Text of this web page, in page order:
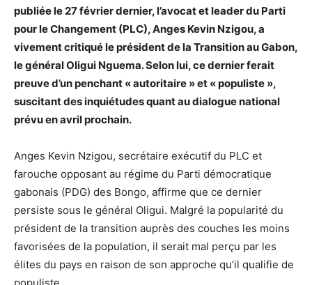
publiée le 27 février dernier, l’avocat et leader du Parti
pour le Changement (PLC), Anges Kevin Nzigou, a
vivement critiqué le président de la Transition au Gabon,
le général Oligui Nguema. Selon lui, ce dernier ferait
preuve d’un penchant « autoritaire » et « populiste »,
suscitant des inquiétudes quant au dialogue national
prévu en avril prochain.
Anges Kevin Nzigou, secrétaire exécutif du PLC et
farouche opposant au régime du Parti démocratique
gabonais (PDG) des Bongo, affirme que ce dernier
persiste sous le général Oligui. Malgré la popularité du
président de la transition auprès des couches les moins
favorisées de la population, il serait mal perçu par les
élites du pays en raison de son approche qu’il qualifie de
populiste.